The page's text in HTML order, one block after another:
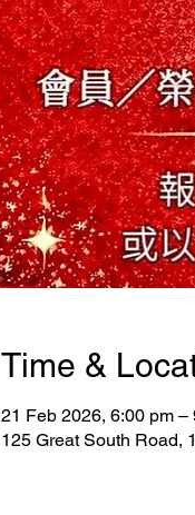
Time &
21 Feb 2026, 6:00 pm –
125 Great South Road,